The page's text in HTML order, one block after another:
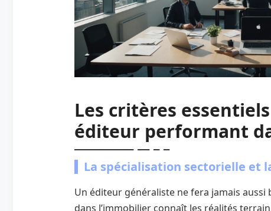
Les critères
éditeur performant
La spécialisation sectorielle et
Un éditeur généraliste ne fera jamais aussi
dans l’immobilier connaît les réalités